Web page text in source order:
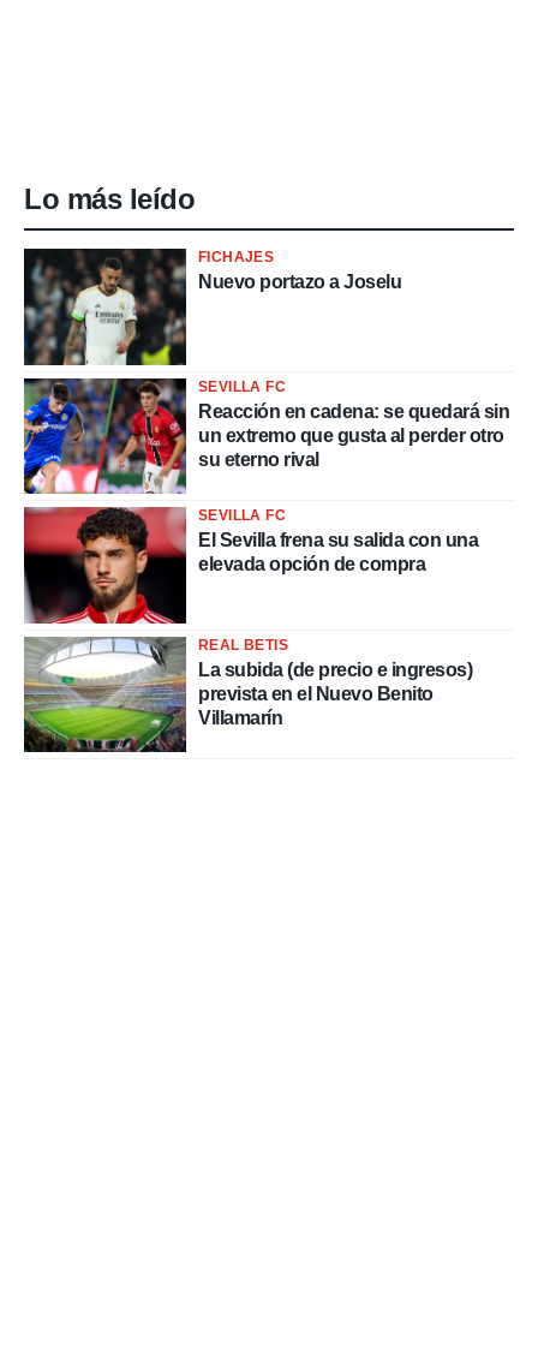
Lo más leído
FICHAJES
Nuevo portazo a Joselu
SEVILLA FC
Reacción en cadena: se quedará sin
un extremo que gusta al perder otro
su eterno rival
SEVILLA FC
El Sevilla frena su salida con una
elevada opción de compra
REAL BETIS
La subida (de precio e ingresos)
prevista en el Nuevo Benito
Villamarín